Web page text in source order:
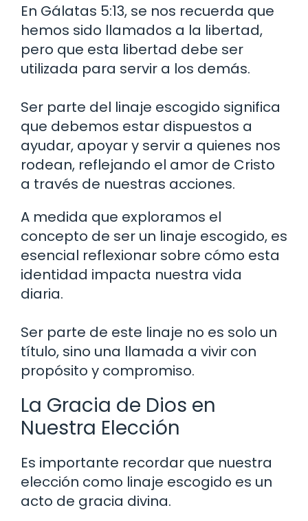
En Gálatas 5:13, se nos recuerda que
hemos sido llamados a la libertad,
pero que esta libertad debe ser
utilizada para servir a los demás.
Ser parte del linaje escogido significa
que debemos estar dispuestos a
ayudar, apoyar y servir a quienes nos
rodean, reflejando el amor de Cristo
a través de nuestras acciones.
A medida que exploramos el
concepto de ser un linaje escogido, es
esencial reflexionar sobre cómo esta
identidad impacta nuestra vida
diaria.
Ser parte de este linaje no es solo un
título, sino una llamada a vivir con
propósito y compromiso.
La Gracia de Dios en
Nuestra Elección
Es importante recordar que nuestra
elección como linaje escogido es un
acto de gracia divina.